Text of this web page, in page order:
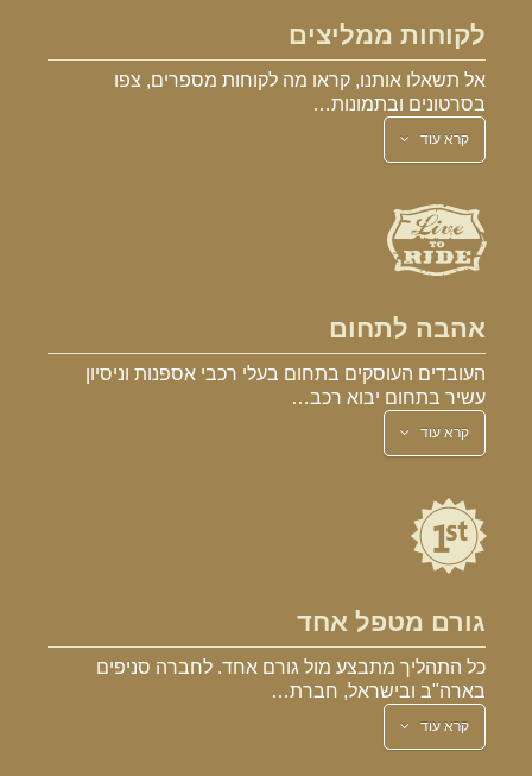
לקוחות ממליצים
אל תשאלו אותנו, קראו מה לקוחות מספרים, צפו
בסרטונים ובתמונות…
קרא עוד
אהבה לתחום
העובדים העוסקים בתחום בעלי רכבי אספנות וניסיון
עשיר בתחום יבוא רכב…
קרא עוד
גורם מטפל אחד
כל התהליך מתבצע מול גורם אחד. לחברה סניפים
בארה"ב ובישראל, חברת…
קרא עוד